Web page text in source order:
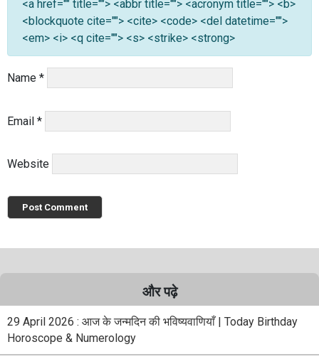
<a href="" title=""> <abbr title=""> <acronym title=""> <b>
<blockquote cite=""> <cite> <code> <del datetime="">
<em> <i> <q cite=""> <s> <strike> <strong>
Name *
Email *
Website
और पढ़े
29 April 2026 : आज के जन्मदिन की भविष्यवाणियाँ | Today Birthday
Horoscope & Numerology